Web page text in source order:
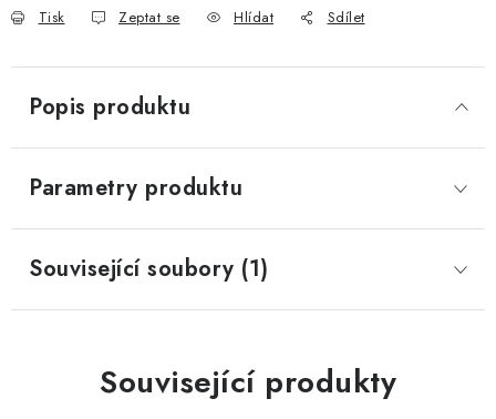
Tisk Zeptat se Hlídat Sdílet
Popis produktu
Parametry produktu
Související soubory (1)
Související produkty